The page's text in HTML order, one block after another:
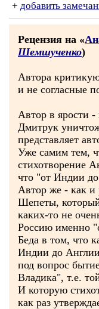
+ добавить
Рецензия на «
Шемшученко)
Автора
и не согласные
Автор в ярости -
Дмитрук
представляет
Уже самим тем,
стихотворение
что "от Индии
Автор же - как и
Шепеты,
каких-то не
Россию именно
Беда в том, что
Индии до
под вопрос
Владика", т.е.
И которую
как раз